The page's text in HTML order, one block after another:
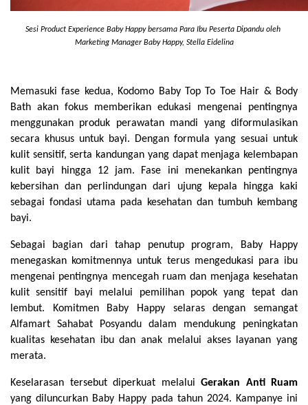
Sesi Product Experience Baby Happy bersama Para Ibu Peserta Dipandu oleh
Marketing Manager Baby Happy, Stella Eidelina
Memasuki fase kedua, Kodomo Baby Top To Toe Hair & Body
Bath akan fokus memberikan edukasi mengenai pentingnya
menggunakan produk perawatan mandi yang diformulasikan
secara khusus untuk bayi. Dengan formula yang sesuai untuk
kulit sensitif, serta kandungan yang dapat menjaga kelembapan
kulit bayi hingga 12 jam. Fase ini menekankan pentingnya
kebersihan dan perlindungan dari ujung kepala hingga kaki
sebagai fondasi utama pada kesehatan dan tumbuh kembang
bayi.
Sebagai bagian dari tahap penutup program, Baby Happy
menegaskan komitmennya untuk terus mengedukasi para ibu
mengenai pentingnya mencegah ruam dan menjaga kesehatan
kulit sensitif bayi melalui pemilihan popok yang tepat dan
lembut. Komitmen Baby Happy selaras dengan semangat
Alfamart Sahabat Posyandu dalam mendukung peningkatan
kualitas kesehatan ibu dan anak melalui akses layanan yang
merata.
Keselarasan tersebut diperkuat melalui Gerakan Anti Ruam
yang diluncurkan Baby Happy pada tahun 2024. Kampanye ini